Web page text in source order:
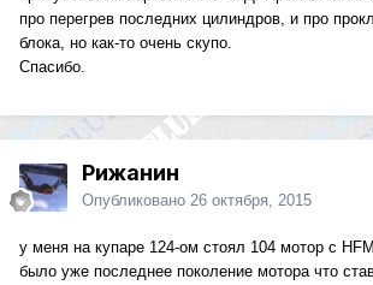
про перегрев последних цилиндров, и про
блока, но как-то очень скупо.
Спасибо.
Рижанин
Опубликовано 26 октября, 2015
у меня на купаре 124-ом стоял 104 мотор с
было уже последнее поколение мотора что